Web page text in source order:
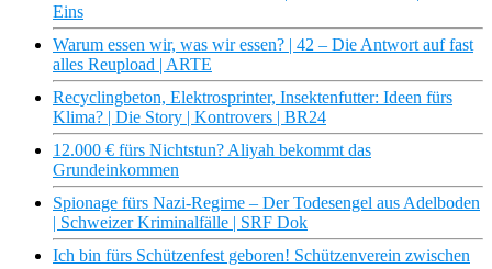
Eins
Warum essen wir, was wir essen? | 42 – Die Antwort auf fast
alles Reupload | ARTE
Recyclingbeton, Elektrosprinter, Insektenfutter: Ideen fürs
Klima? | Die Story | Kontrovers | BR24
12.000 € fürs Nichtstun? Aliyah bekommt das
Grundeinkommen
Spionage fürs Nazi-Regime – Der Todesengel aus Adelboden
| Schweizer Kriminalfälle | SRF Dok
Ich bin fürs Schützenfest geboren! Schützenverein zwischen